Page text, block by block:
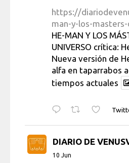
https://
man-y-los-masters-
HE-MAN Y LOS
UNIVERSO crítica:
Nueva versión de
alfa en taparrabos
tiempos actuales
DIARIO DE
10 Jun